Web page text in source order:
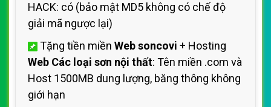
HACK: có (bảo mật MD5 không có chế độ
giải mã ngược lại)
Tặng tiền miền Web soncovi + Hosting
Web Các loại sơn nội thất: Tên miền .com và
Host 1500MB dung lượng, băng thông không
giới hạn